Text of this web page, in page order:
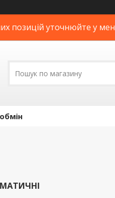
позицій уточнюйте у